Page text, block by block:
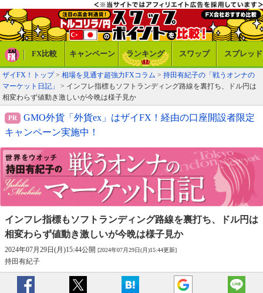
FX比較 キャンペーン ランキング スワップ スプレッド
ザイFX！トップ> 相場を見通す超強力FXコラム > 持田有紀子の「戦うオンナの
マーケット日記」
> インフレ指標もソフトランディング路線を裏打ち、ドル円は
相変わらず値動き激しいが今晩は様子見か
GMO外貨「外貨ex」はザイFX！経由の口座開設者限定
キャンペーン実施中！
インフレ指標もソフトランディング路線を裏打ち、
ドル円は
相変わらず値動き激しいが今晩は様子見か
2024年07月29日(月)15:44公開 [2024年07月29日(月)15:44更新]
持田有紀子